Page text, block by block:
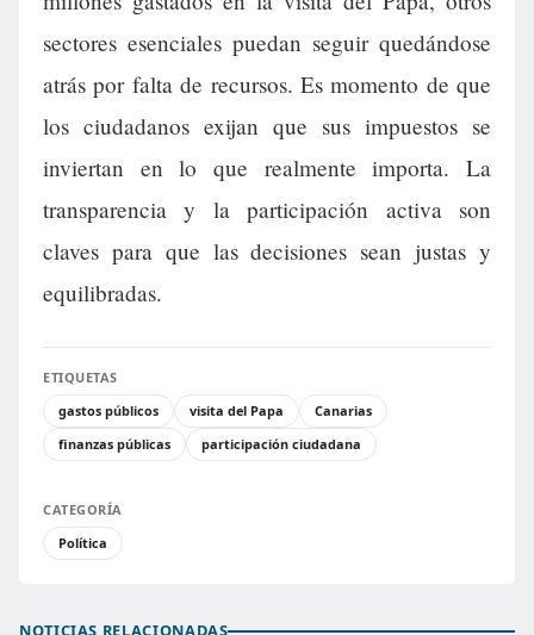
sectores esenciales puedan seguir quedándose
atrás por falta de recursos. Es momento de que
los ciudadanos exijan que sus impuestos se
inviertan en lo que realmente importa. La
transparencia y la participación activa son
claves para que las decisiones sean justas y
equilibradas.
ETIQUETAS
gastos públicos
visita del Papa
Canarias
finanzas públicas
participación ciudadana
CATEGORÍA
Política